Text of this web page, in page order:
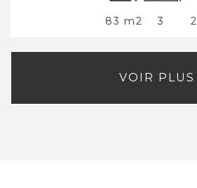
83 m2 3 2
VOIR PLUS